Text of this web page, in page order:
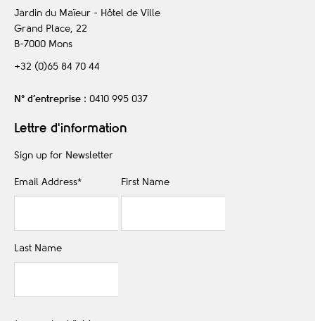
Jardin du Maïeur - Hôtel de Ville
Grand Place, 22
B-7000 Mons
+32 (0)65 84 70 44
N° d’entreprise : 0410 995 037
Lettre d'information
Sign up for Newsletter
Email Address* First Name
Last Name